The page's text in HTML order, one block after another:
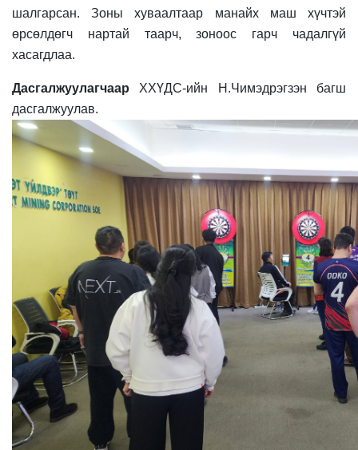
шалгарсан. Зоны хуваалтаар манайх маш хүчтэй
өрсөлдөгч нартай таарч, зоноос гарч чадалгүй
хасагдлаа.
Дасгалжуулагчаар ХХҮДС-ийн Н.Чимэдрэгзэн багш
дасгалжуулав.